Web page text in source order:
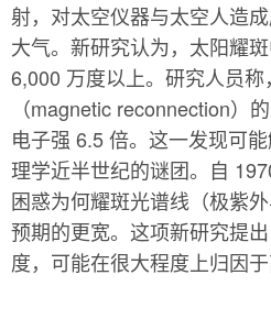
射，对太空仪器与太空人造
大气。新研究认为，太阳耀
6,000 万度以上。研究人员
（magnetic reconnection）
电子强 6.5 倍。这一发现可
理学近半世纪的谜团。自
困惑为何耀斑光谱线（极紫
预期的更宽。这项新研究提
度，可能在很大程度上归因于